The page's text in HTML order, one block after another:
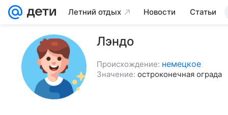
Летний отдых Новости Статьи
Лэндо
Происхождение: немецкое
Значение: остроконечная ограда